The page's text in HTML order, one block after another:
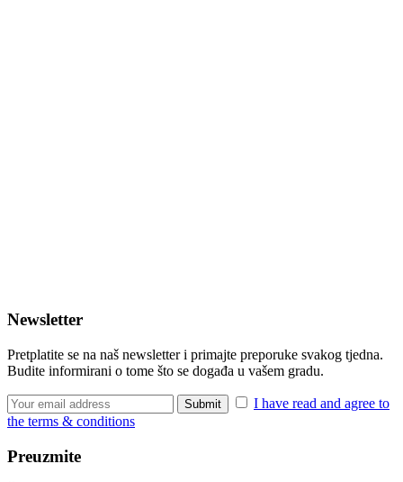
Newsletter
Pretplatite se na naš newsletter i primajte preporuke svakog tjedna.
Budite informirani o tome što se događa u vašem gradu.
I have read and agree to
the terms & conditions
Preuzmite